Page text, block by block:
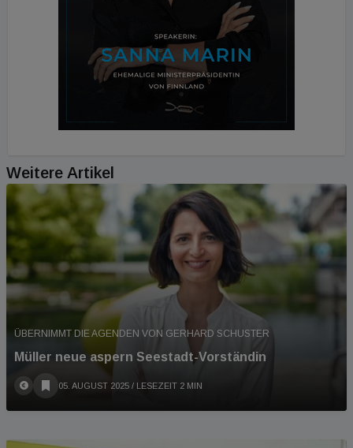
Weitere Artikel
ÜBERNIMMT DIE AGENDEN VON GERHARD SCHUSTER
Müller neue aspern Seestadt-Vorständin
05. AUGUST 2025 / LESEZEIT 2 MIN